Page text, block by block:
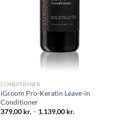
CONDITIONER
iGroom Pro-Keratin Leave-in
Conditioner
379,00 kr.– 1.139,00 kr.